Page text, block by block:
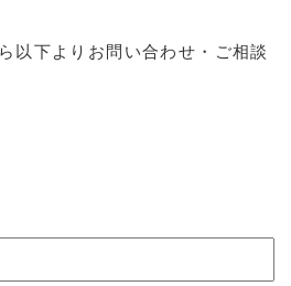
以下よりお問い合わせ・ご相談